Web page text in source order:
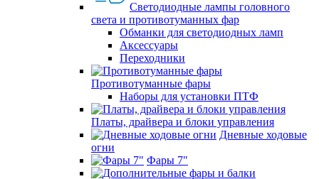
Светодиодные лампы головного
света и противотуманных фар
Обманки для светодиодных ламп
Аксессуары
Переходники
Противотуманные фары
Наборы для установки ПТФ
Платы, драйвера и блоки управления
Дневные ходовые
огни
Фары 7"